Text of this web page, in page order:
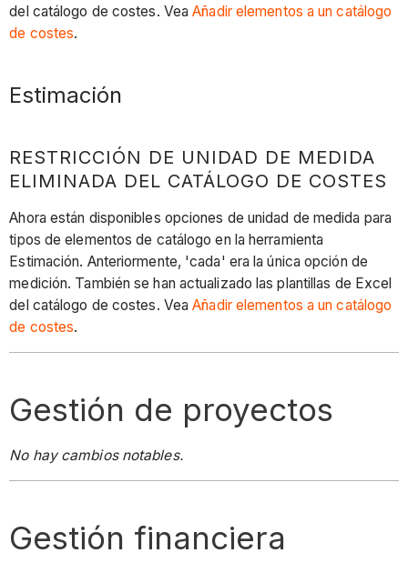
del catálogo de costes. VeaAñadir elementos a un catálogo
de costes.
Estimación
RESTRICCIÓN DE UNIDAD DE MEDIDA
ELIMINADA DEL CATÁLOGO DE COSTES
Ahora están disponibles opciones de unidad de medida para
tipos de elementos de catálogo en la herramienta
Estimación. Anteriormente, 'cada' era la única opción de
medición. También se han actualizado las plantillas de Excel
del catálogo de costes. VeaAñadir elementos a un catálogo
de costes.
Gestión de proyectos
No hay cambios notables.
Gestión financiera